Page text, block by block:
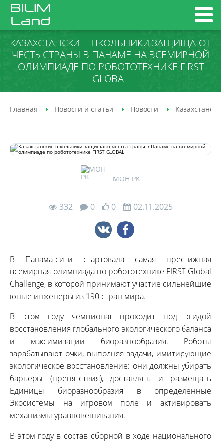
КАЗАХСТАНСКИЕ ШКОЛЬНИКИ ЗАЩИЩАЮТ
ЧЕСТЬ СТРАНЫ В ПАНАМЕ НА ВСЕМИРНОЙ
ОЛИМПИАДЕ ПО РОБОТОТЕХНИКЕ FIRST
GLOBAL
Главная Новости и статьи Новости
МОН РК
332 0 0 02.11.2025
В Панама-сити стартовала самая престижная
всемирная олимпиада по робототехнике FIRST Global
Challenge, в которой принимают участие сильнейшие
юные инженеры из 190 стран мира.
В этом году чемпионат проходит под эгидой
восстановления глобального экологического баланса
и максимизации биоразнообразия. Роботы
зарабатывают очки, выполняя задачи, имитирующие
экологическое восстановление: они должны убирать
барьеры (препятствия), доставлять и размещать
Единицы биоразнообразия в определенные
Экосистемы на игровом поле и активировать
механизмы уравновешивания.
В этом году в состав сборной в ходе национального